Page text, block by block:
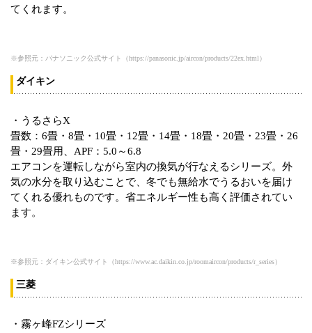
てくれます。
※参照元：パナソニック公式サイト（https://panasonic.jp/aircon/products/22ex.html）
ダイキン
・うるさらX
畳数：6畳・8畳・10畳・12畳・14畳・18畳・20畳・23畳・26
畳・29畳用、APF：5.0～6.8
エアコンを運転しながら室内の換気が行なえるシリーズ。外
気の水分を取り込むことで、冬でも無給水でうるおいを届け
てくれる優れものです。省エネルギー性も高く評価されてい
ます。
※参照元：ダイキン公式サイト（https://www.ac.daikin.co.jp/roomaircon/products/r_series）
三菱
・霧ヶ峰FZシリーズ